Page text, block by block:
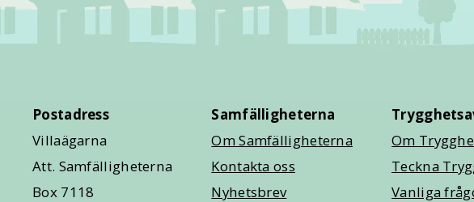
Postadress
Villaägarna
Att. Samfälligheterna
Box 7118
Samfälligheterna
Om Samfälligheterna
Kontakta oss
Nyhetsbrev
Om
Teckna
Vanliga